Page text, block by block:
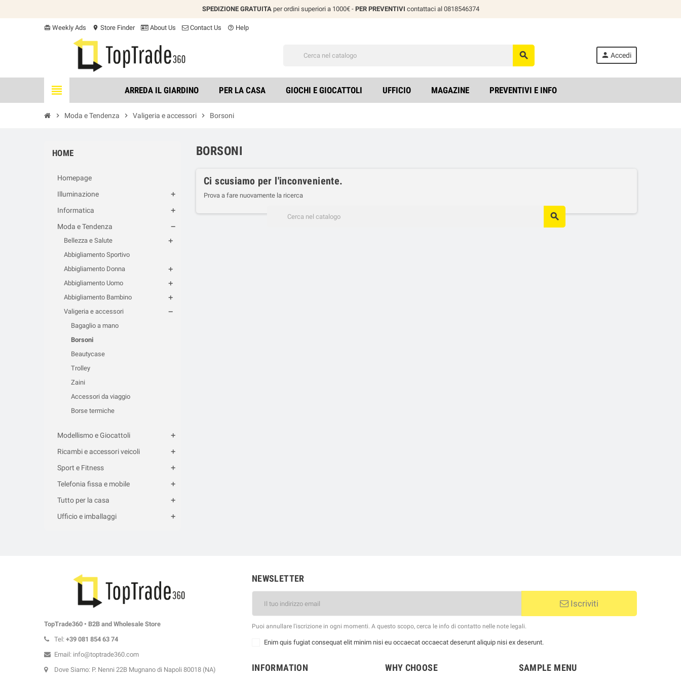
SPEDIZIONE GRATUITA per ordini superiori a 1000€ - PER PREVENTIVI contattaci al 0818546374
card_giftcard Weekly Ads location_on Store Finder About Us Contact Us help_outline Help
search person Accedi
view_headline ARREDA IL GIARDINO PER LA CASA GIOCHI E GIOCATTOLI UFFICIO MAGAZINE PREVENTIVI E INFO
chevron_right Moda e Tendenza chevron_right Valigeria e accessori chevron_right Borsoni
HOME
Homepage
Illuminazione
Informatica
Moda e Tendenza
Bellezza e Salute
Abbigliamento Sportivo
Abbigliamento Donna
Abbigliamento Uomo
Abbigliamento Bambino
Valigeria e accessori
Bagaglio a mano
Borsoni
Beautycase
Trolley
Zaini
Accessori da viaggio
Borse termiche
Modellismo e Giocattoli
Ricambi e accessori veicoli
Sport e Fitness
Telefonia fissa e mobile
Tutto per la casa
Ufficio e imballaggi
BORSONI
Ci scusiamo per l'inconveniente.
Prova a fare nuovamente la ricerca
search
TopTrade360 • B2B and Wholesale Store
Tel: +39 081 854 63 74
Email: info@toptrade360.com
Dove Siamo: P. Nenni 22B Mugnano di Napoli 80018 (NA)
NEWSLETTER
Iscriviti
Puoi annullare l'iscrizione in ogni momenti. A questo scopo, cerca le info di contatto nelle note legali.
Enim quis fugiat consequat elit minim nisi eu occaecat occaecat deserunt aliquip nisi ex deserunt.
INFORMATION WHY CHOOSE SAMPLE MENU